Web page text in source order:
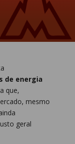
de energia
que,
mesmo
geral